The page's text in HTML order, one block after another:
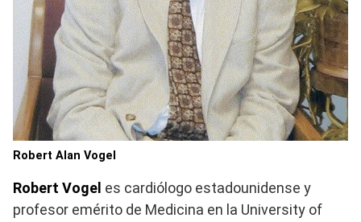
Robert Alan Vogel
Robert Vogel es cardiólogo estadounidense y
profesor emérito de Medicina en la University of